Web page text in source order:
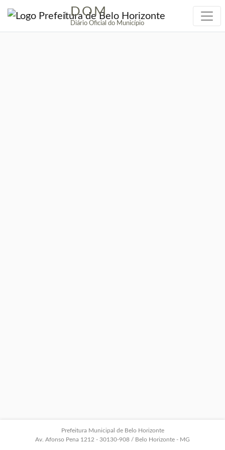
| DOM
Diário Oficial do Município
Prefeitura Municipal de Belo Horizonte
Av. Afonso Pena 1212 - 30130-908 / Belo Horizonte - MG